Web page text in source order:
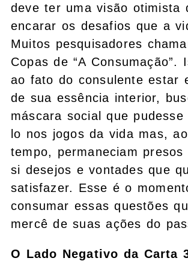
deve ter uma visão otimista
encarar os desafios que a
Muitos pesquisadores
Copas de “A Consumação”.
ao fato do consulente estar
de sua essência interior,
máscara social que pudesse
lo nos jogos da vida mas,
tempo, permaneciam
si desejos e vontades que
satisfazer. Esse é o
consumar essas questões
mercê de suas ações do
O Lado Negativo da Carta